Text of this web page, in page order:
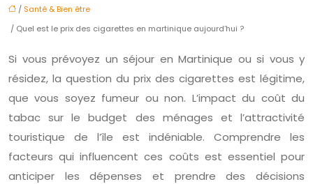
/ Santé & Bien être
/ Quel est le prix des cigarettes en martinique aujourd’hui ?
Si vous prévoyez un séjour en Martinique ou si vous y
résidez, la question du prix des cigarettes est légitime,
que vous soyez fumeur ou non. L’impact du coût du
tabac sur le budget des ménages et l’attractivité
touristique de l’île est indéniable. Comprendre les
facteurs qui influencent ces coûts est essentiel pour
anticiper les dépenses et prendre des décisions